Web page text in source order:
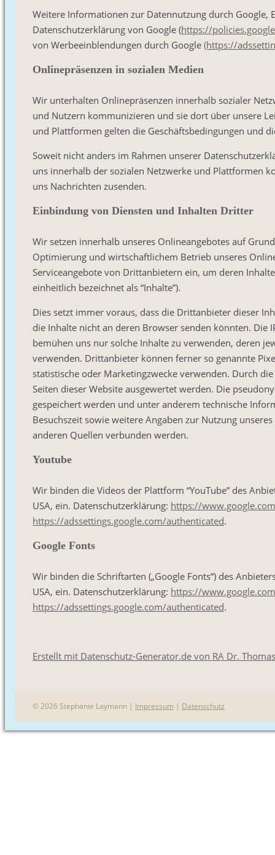
Weitere Informationen zur Datennutzung durch Google,
Datenschutzerklärung von Google (https://
von Werbeeinblendungen durch Google (https://
Onlinepräsenzen in sozialen Medien
Wir unterhalten Onlinepräsenzen innerhalb sozialer
und Nutzern kommunizieren und sie dort über unsere
und Plattformen gelten die Geschäftsbedingungen und
Soweit nicht anders im Rahmen unserer
uns innerhalb der sozialen Netzwerke und Plattformen
uns Nachrichten zusenden.
Einbindung von Diensten und Inhalten Dritter
Wir setzen innerhalb unseres Onlineangebotes auf
Optimierung und wirtschaftlichem Betrieb unseres
Serviceangebote von Drittanbietern ein, um deren
einheitlich bezeichnet als “Inhalte”).
Dies setzt immer voraus, dass die Drittanbieter dieser
die Inhalte nicht an deren Browser senden könnten.
bemühen uns nur solche Inhalte zu verwenden, deren
verwenden. Drittanbieter können ferner so genannte
statistische oder Marketingzwecke verwenden. Durch
Seiten dieser Website ausgewertet werden. Die
gespeichert werden und unter anderem technische
Besuchszeit sowie weitere Angaben zur Nutzung
anderen Quellen verbunden werden.
Youtube
Wir binden die Videos der Plattform “YouTube” des
USA, ein. Datenschutzerklärung: https://
https://adssettings.google.com/authenticated.
Google Fonts
Wir binden die Schriftarten („Google Fonts“) des
USA, ein. Datenschutzerklärung: https://
https://adssettings.google.com/authenticated.
Erstellt mit Datenschutz-Generator.de von RA Dr.
© 2026 Stephanie Laymann | Impressum | Datenschutz